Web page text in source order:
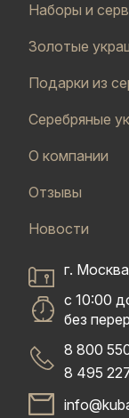
Наборы и
Золотые
Подарки из
Серебряные
О компании
Отзывы
Новости
г.
с 10:00
без
8 800
8 495